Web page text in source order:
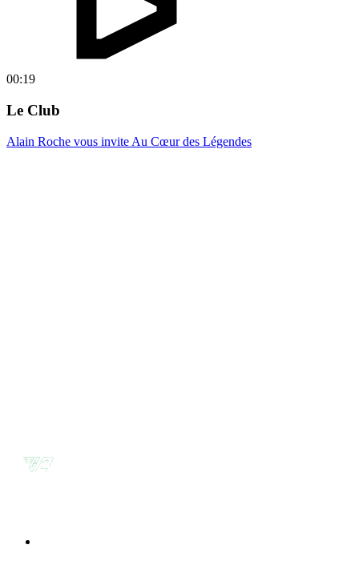
00:19
Le Club
Alain Roche vous invite Au Cœur des Légendes